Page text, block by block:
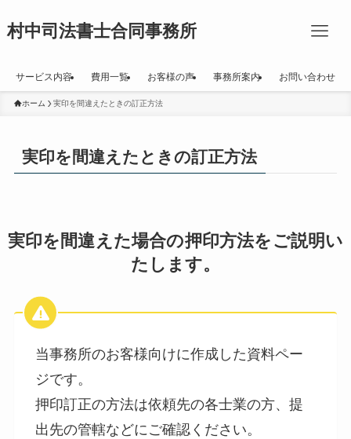
村中司法書士合同事務所
サービス内容 費用一覧 お客様の声 事務所案内 お問い合わせ
ホーム 実印を間違えたときの訂正方法
実印を間違えたときの訂正方法
実印を間違えた場合の押印方法をご説明い
たします。
当事務所のお客様向けに作成した資料ペー
ジです。
押印訂正の方法は依頼先の各士業の方、提
出先の管轄などにご確認ください。